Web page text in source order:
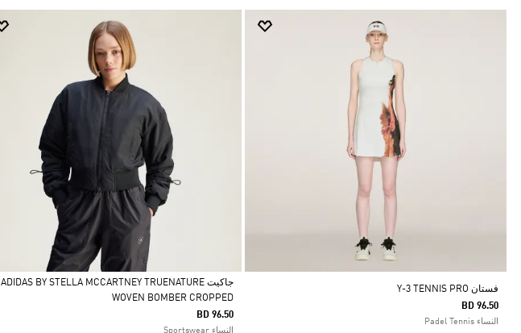
فستان Y-3 TENNIS PRO
BD 96.50
النساء Padel Tennis
Selected
جاكيت ADIDAS BY STELLA MCCARTNEY TRUENATURE
WOVEN BOMBER CROPPED
BD 96.50
النساء Sportswear